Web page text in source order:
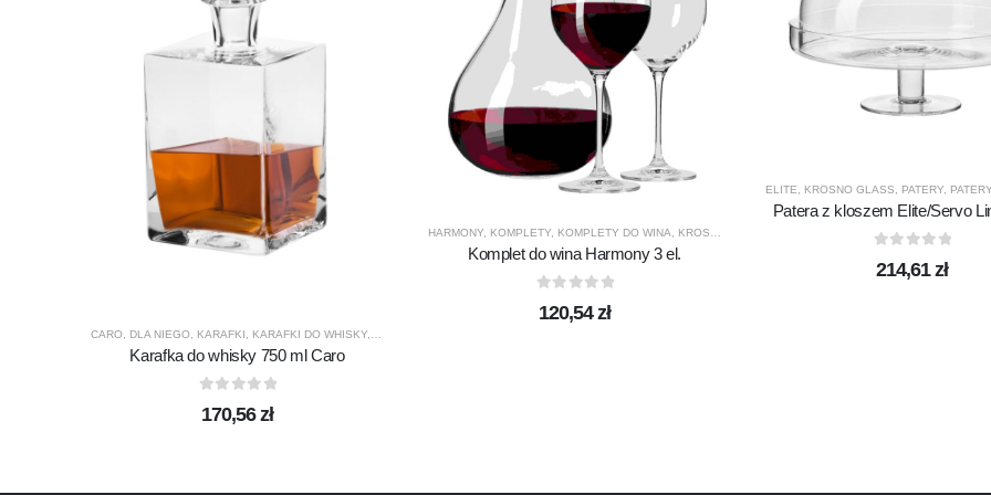
CARO, DLA NIEGO, KARAFKI , KARAFKI DO WHISKY, KROSNO GLASS
Karafka do whisky 750 ml Caro
170,56zł
HARMONY, KOMPLETY, KOMPLETY DO WINA, KROSNO GLASS PRODUCENCI, PRODUKTY
Komplet do wina Harmony 3 el.
120,54zł
ELITE, KROSNO GLASS, PATERY,
Patera z kloszem Elite/Servo
214,61zł